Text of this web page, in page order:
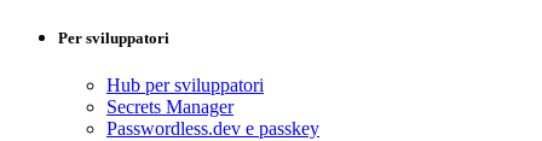
Per sviluppatori
Hub per sviluppatori
Secrets Manager
Passwordless.dev e passkey